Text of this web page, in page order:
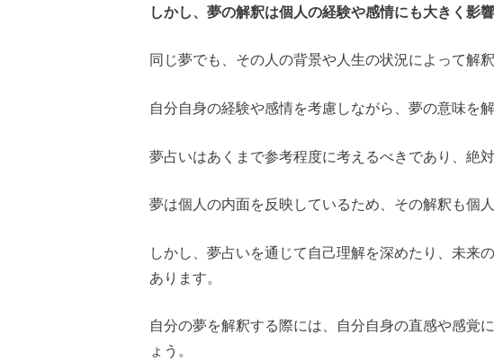
しかし、夢の解釈は個人の経験や感情にも大きく影響
同じ夢でも、その人の背景や人生の状況によって解
自分自身の経験や感情を考慮しながら、夢の意味を
夢占いはあくまで参考程度に考えるべきであり、絶
夢は個人の内面を反映しているため、その解釈も個
しかし、夢占いを通じて自己理解を深めたり、未来
あります。
自分の夢を解釈する際には、自分自身の直感や感覚
ょう。